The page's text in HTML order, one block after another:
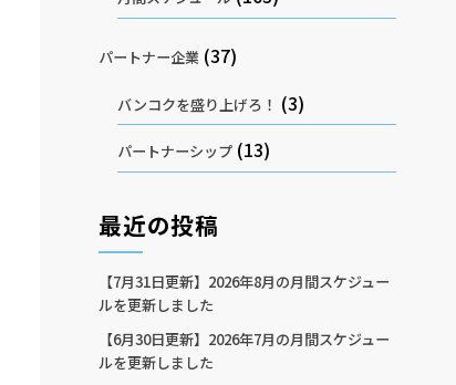
パートナー企業 (37)
バンコクを盛り上げろ！ (3)
パートナーシップ(13)
最近の投稿
【7月31日更新】2026年8月の月間スケジュー
ルを更新しました
【6月30日更新】2026年7月の月間スケジュー
ルを更新しました